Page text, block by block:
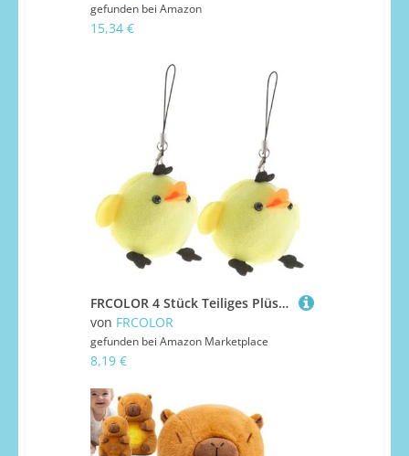
gefunden bei Amazon
15,34 €
FRCOLOR 4 Stück Teiliges Plüschküken- Weiche Kleine Hühneranhänger Niedliche Cartoon-spielzeuge Dekorative Imitations-küken Kinderzimmer-deko und Festliche Geschenke
von FRCOLOR
gefunden bei Amazon Marketplace
8,19 €